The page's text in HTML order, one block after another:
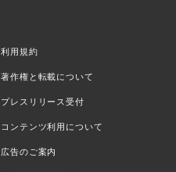
利用規約
著作権と転載について
プレスリリース受付
コンテンツ利用について
広告のご案内